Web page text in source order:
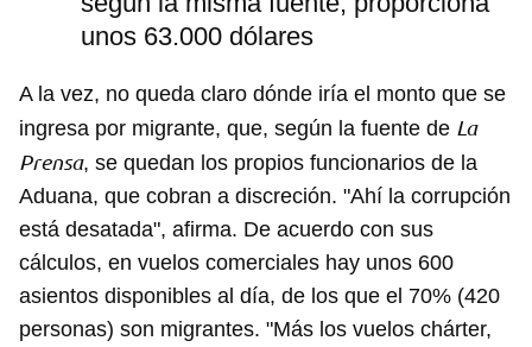
unos 63.000 dólares
A la vez, no queda claro dónde iría el monto que se
ingresa por migrante, que, según la fuente de La
Prensa, se quedan los propios funcionarios de la
Aduana, que cobran a discreción. "Ahí la corrupción
está desatada", afirma. De acuerdo con sus
cálculos, en vuelos comerciales hay unos 600
asientos disponibles al día, de los que el 70% (420
personas) son migrantes. "Más los vuelos chárter,